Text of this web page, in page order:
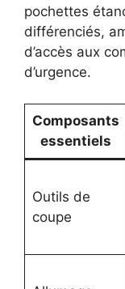
pochettes
différenciés,
d’accès aux
d’urgence.
Composants
essentiels
Outils de
coupe